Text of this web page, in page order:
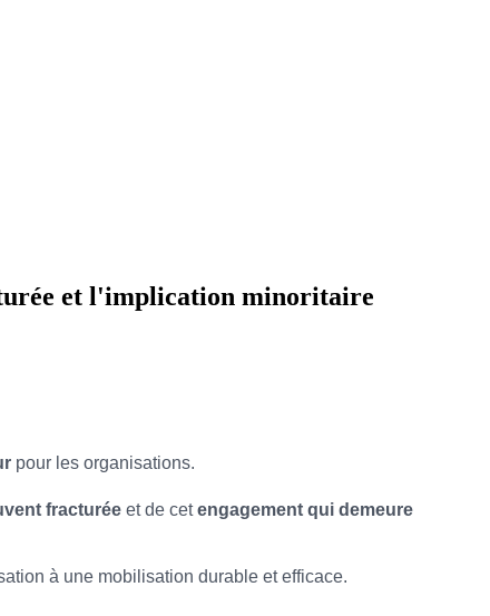
et l'implication minoritaire
pour les organisations.
fracturée et de cetengagement qui demeure
à une mobilisation durable et efficace.